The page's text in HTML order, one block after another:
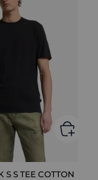
S S TEE COTTON